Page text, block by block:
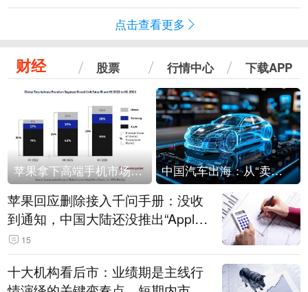
点击查看更多
财经 股票 行情中心 下载APP
苹果拿下高端手机市场65%的份额：iPhone 17系列功不可没 中国汽车出海：从“卖出去”到“走进去”
苹果回应删除接入千问手册：没收
到通知，中国大陆还没推出“Apple
智能使用千问”功能
15
十大机构看后市：业绩期是主线行